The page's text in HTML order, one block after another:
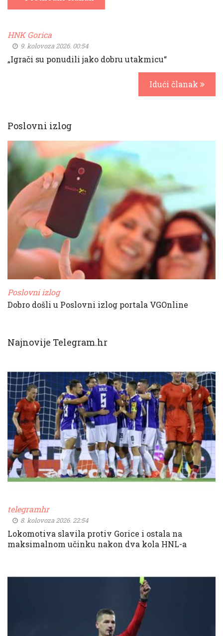
HNK Gorica
9. kolovoza 2026. 00:54
„Igrači su ponudili jako dobru utakmicu“
Idući članak
Poslovni izlog
Poslovni izlog
Dobro došli u Poslovni izlog portala VGOnline
Najnovije Telegram.hr
telegramhr
8. kolovoza 2026. 22:54
Lokomotiva slavila protiv Gorice i ostala na
maksimalnom učinku nakon dva kola HNL-a